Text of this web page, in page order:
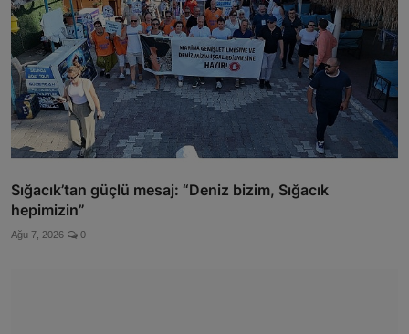
Sığacık’tan güçlü mesaj: “Deniz bizim, Sığacık
hepimizin”
Ağu 7, 2026 0